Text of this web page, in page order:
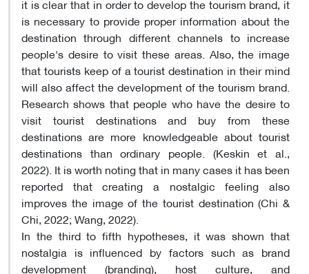
is necessary to provide proper information about the
destination through different channels to increase
people's desire to visit these areas. Also, the image
that tourists keep of a tourist destination in their mind
will also affect the development of the tourism brand.
Research shows that people who have the desire to
visit tourist destinations and buy from these
destinations are more knowledgeable about tourist
destinations than ordinary people. (Keskin et al.,
2022). It is worth noting that in many cases it has been
reported that creating a nostalgic feeling also
improves the image of the tourist destination (Chi &
Chi, 2022; Wang, 2022).
In the third to fifth hypotheses, it was shown that
nostalgia is influenced by factors such as brand
development (branding), host culture, and